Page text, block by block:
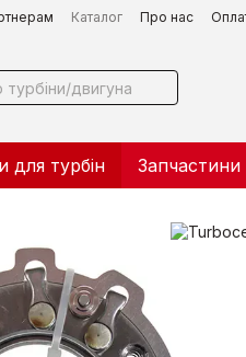
Каталог Про нас
для турбін